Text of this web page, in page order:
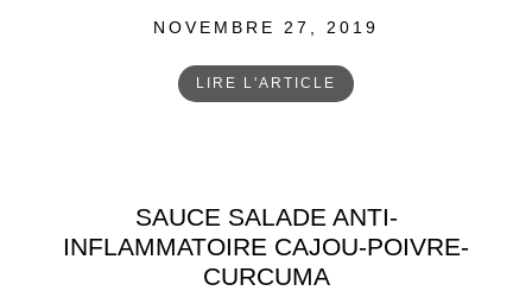
POSTED
NOVEMBRE 27, 2019
LIRE L'ARTICLE
SAUCE SALADE ANTI-
INFLAMMATOIRE CAJOU-POIVRE-
CURCUMA